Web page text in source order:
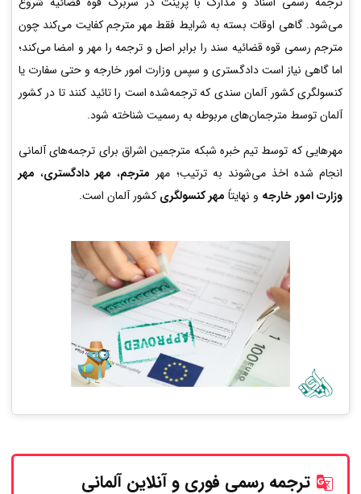
می‌شود. گاهی اوقات بسته به شرایط فقط مهر مترجم کفایت می‌کند چون
مترجم رسمی قوه قضائیه سند را برابر اصل و ترجمه را مهر و امضا می‌کند؛
اما گاهی نیاز است دادگستری و سپس وزارت امور خارجه و حتی سفارت یا
کنسولگری کشور آلمان سندی که ترجمه‌شده است را تائید کنند تا در کشور
آلمان توسط مترجمان‌های مربوطه به رسمیت شناخته شود.
مهرهایی که توسط تیم خبره شبکه مترجمین اشراق برای ترجمه‌های آلمانی
انجام شده اخذ می‌شوند به ترتیب؛ مهر مترجم، مهر دادگستری، مهر
وزارت امور خارجه و نهایتاً مهر کنسولگری کشور آلمان است.
ترجمه رسمی فوری و آنلاینآلمانی